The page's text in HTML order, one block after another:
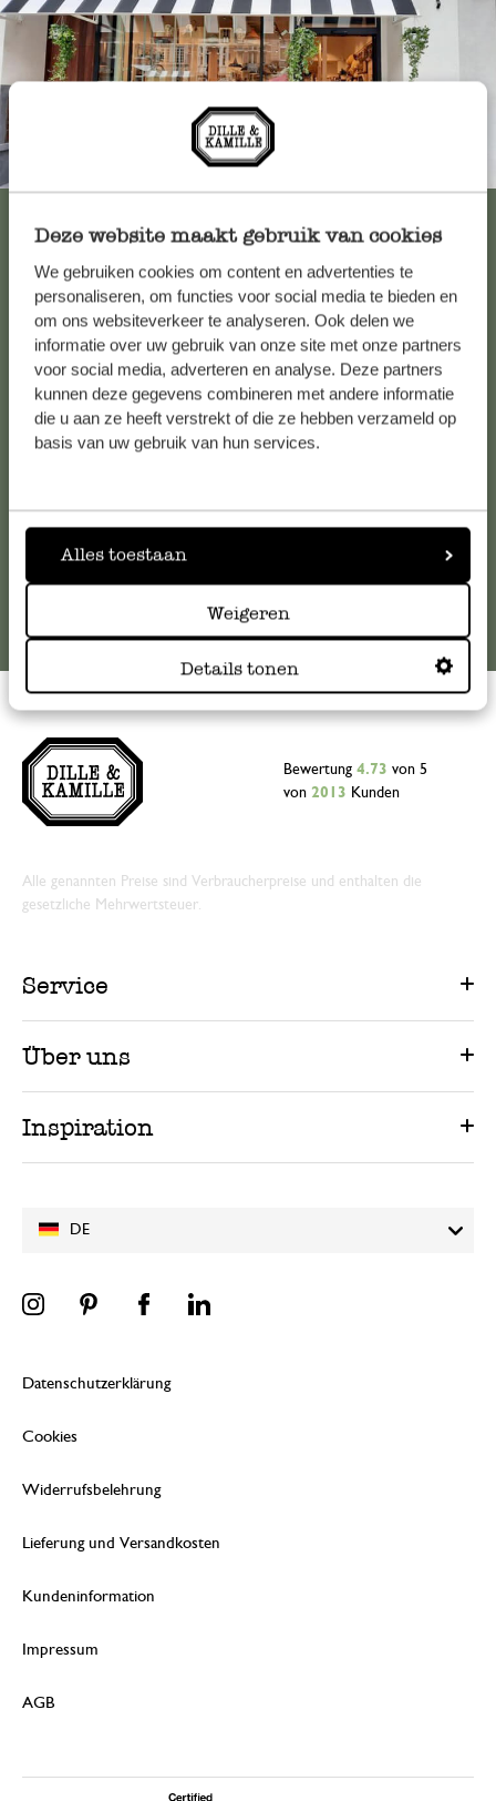
Deze website maakt gebruik van cookies
We gebruiken cookies om content en advertenties te
personaliseren, om functies voor social media te bieden en
om ons websiteverkeer te analyseren. Ook delen we
informatie over uw gebruik van onze site met onze partners
voor social media, adverteren en analyse. Deze partners
kunnen deze gegevens combineren met andere informatie
die u aan ze heeft verstrekt of die ze hebben verzameld op
basis van uw gebruik van hun services.
Alles toestaan
Weigeren
Details tonen
Immer in der Nähe
Kundenservice/Hilfe
Falls Sie Fragen haben oder Tipps und Hilfe brauchen, wenden
Sie sich bitte an unseren Kundenservice. Oder lesen Sie hier
die Antworten aufhäufig gestellte Fragen.
Online-Kundenservice
DE
Bewertung 4.73 von 5
von 2013 Kunden
Alle genannten Preise sind Verbraucherpreise und enthalten die
gesetzliche Mehrwertsteuer.
Service
Über uns
Inspiration
Datenschutzerklärung
Cookies
Widerrufsbelehrung
Lieferung und Versandkosten
Kundeninformation
Impressum
AGB